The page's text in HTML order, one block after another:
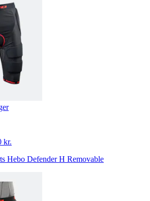
kr.
Hebo Defender H Removable